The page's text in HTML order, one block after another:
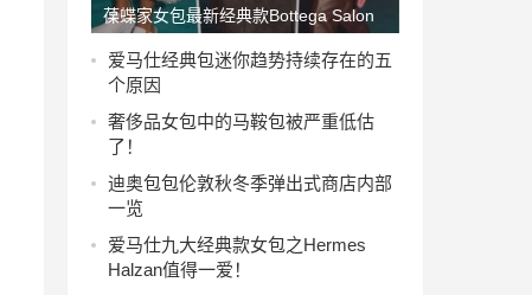
葆蝶家女包最新经典款Bottega Salon
02系列图片
爱马仕经典包迷你趋势持续存在的五
个原因
奢侈品女包中的马鞍包被严重低估
了！
迪奥包包伦敦秋冬季弹出式商店内部
一览
爱马仕九大经典款女包之Hermes
Halzan值得一爱！